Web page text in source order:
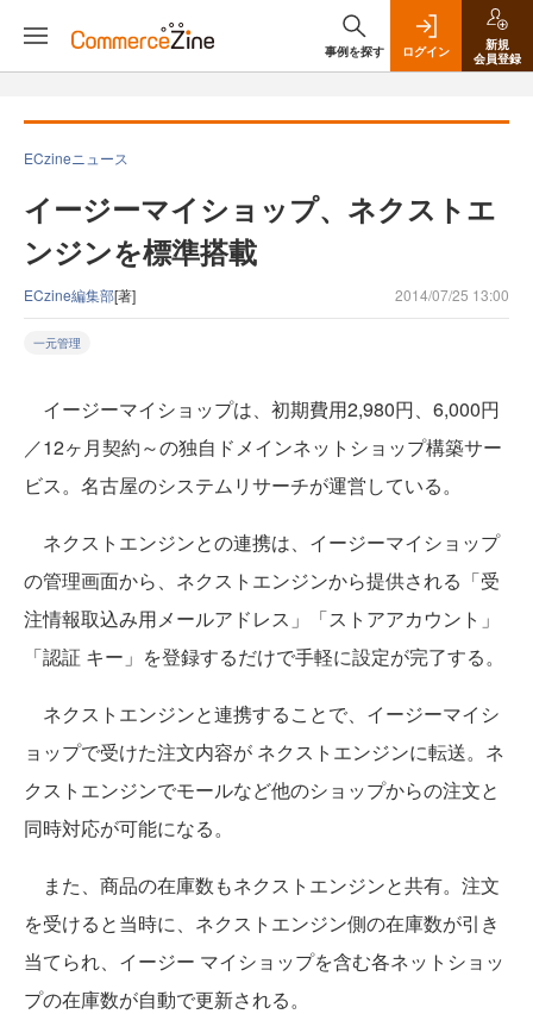
事例を探す ログイン
新規
会員登録
ECzineニュース
イージーマイショップ、ネクストエ
ンジンを標準搭載
ECzine編集部[著] 2014/07/25 13:00
一元管理
イージーマイショップは、初期費用2,980円、6,000円
／12ヶ月契約～の独自ドメインネットショップ構築サー
ビス。名古屋のシステムリサーチが運営している。
ネクストエンジンとの連携は、イージーマイショップ
の管理画面から、ネクストエンジンから提供される「受
注情報取込み用メールアドレス」「ストアアカウント」
「認証 キー」を登録するだけで手軽に設定が完了する。
ネクストエンジンと連携することで、イージーマイシ
ョップで受けた注文内容が ネクストエンジンに転送。ネ
クストエンジンでモールなど他のショップからの注文と
同時対応が可能になる。
また、商品の在庫数もネクストエンジンと共有。注文
を受けると当時に、ネクストエンジン側の在庫数が引き
当てられ、イージー マイショップを含む各ネットショッ
プの在庫数が自動で更新される。